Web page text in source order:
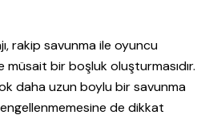
rakip savunma ile oyuncu
müsait bir boşluk oluşturmasıdır.
daha uzun boylu bir savunma
de dikkat